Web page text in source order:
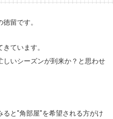
留です。
ています。
いシーズンが到来か？と思わせ
と"角部屋"を希望される方がけ